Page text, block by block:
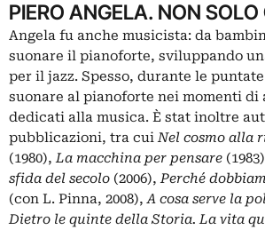
PIERO ANGELA. NON
Angela fu anche musicista: da
suonare il pianoforte, sviluppando
per il jazz. Spesso, durante le
suonare al pianoforte nei momenti di
dedicati alla musica. È stat inoltre
pubblicazioni, tra cuiNel cosmo alla
(1980),La macchina per pensare
sfida del secolo (2006),Perché
(con L. Pinna, 2008),A cosa serve la
Dietro le quinte della Storia. La vita